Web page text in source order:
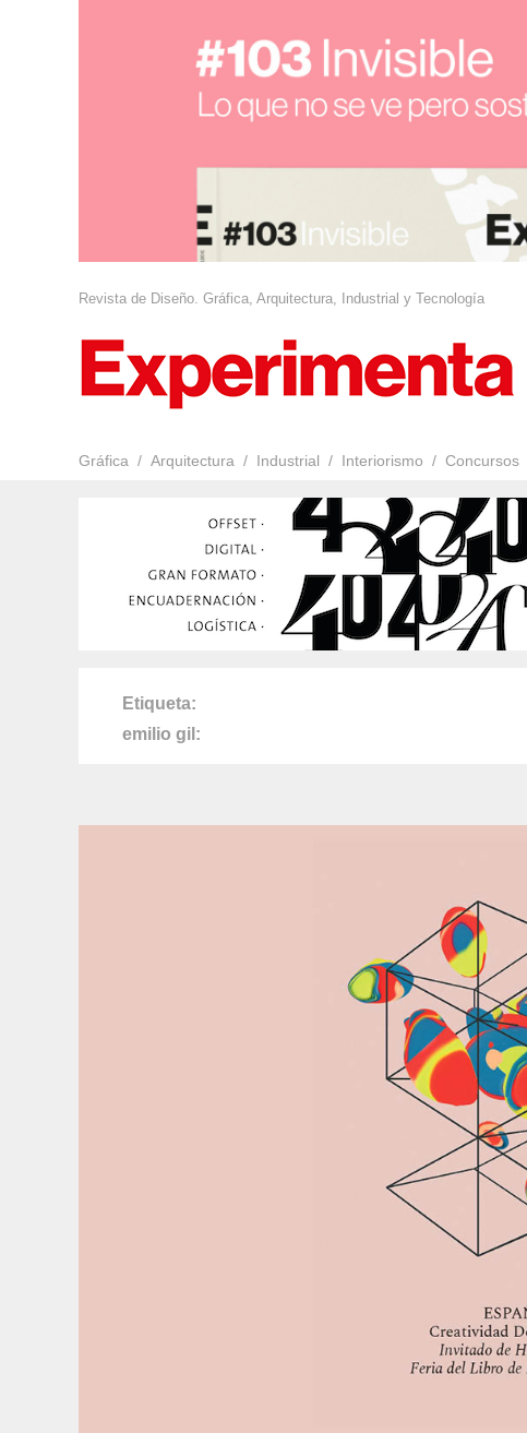
Revista de Diseño. Gráfica, Arquitectura, Industrial y Tecnología
Gráfica Arquitectura Industrial Interiorismo Concursos
Etiqueta
emilio gil